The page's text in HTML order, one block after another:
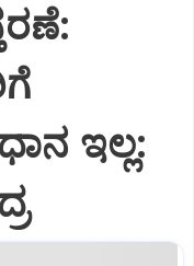
ಇಲ್ಲ: